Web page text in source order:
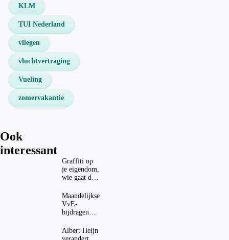
KLM
TUI Nederland
vliegen
vluchtvertraging
Vueling
zomervakantie
Ook
interessant
Graffiti op
je eigendom,
wie gaat dat
Maandelijkse
VvE-
bijdragen
dat invloed
op je
Albert Heijn